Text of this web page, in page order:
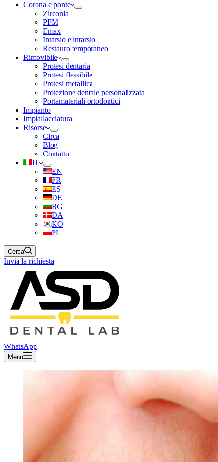
Corona e ponte
Zirconia
PFM
Emax
Intarsio e intarsio
Restauro temporaneo
Rimovibile
Protesi dentaria
Protesi flessibile
Protesi metallica
Protezione dentale personalizzata
Portamateriali ortodontici
Impianto
Impiallacciatura
Risorse
Circa
Blog
Contatto
IT
EN
FR
ES
DE
BG
DA
KO
PL
Cerca
Invia la richiesta
WhatsApp
Menu